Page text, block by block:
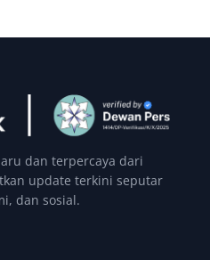
dan terpercaya dari
update terkini seputar
dan sosial.